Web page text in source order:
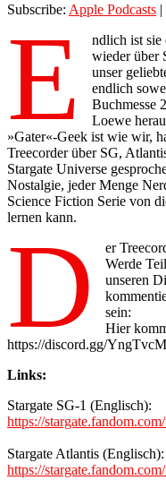
Subscribe: Apple Podcasts |
E
ndlich ist
wieder über
unser
endlich
Buchmesse
Loewe
»Gater«-Geek ist wie wir,
Treecorder über SG,
Stargate Universe
Nostalgie, jeder Menge
Science Fiction Serie von
lernen kann.
D
er
Werde
unseren
sein:
Hier
https://discord.gg/
Links:
Stargate SG-1 (Englisch):
https://
Stargate Atlantis (Englisch):
https://